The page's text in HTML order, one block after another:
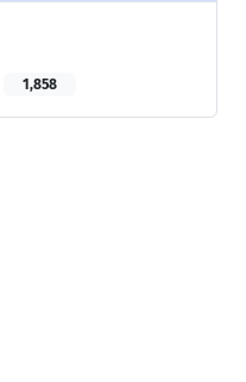
1,858